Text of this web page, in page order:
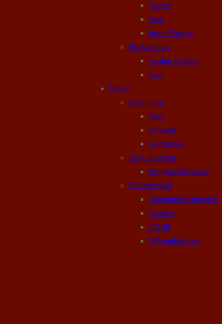
iTarget
Scatt
Justra Trezory
Bueskydning
Avalon Archery
Core
Om os
Hvem vi er
FAQ
Nyheder
Kontakt os
Sælg dit våben
Brugtsalgsformular
Det med småt
Forretningsbetingelser
Cookies
GDPR
Våbentilladelser